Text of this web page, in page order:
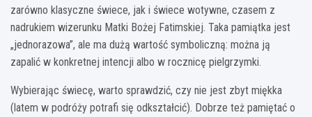
zarówno klasyczne świece, jak i świece wotywne, czasem z
nadrukiem wizerunku Matki Bożej Fatimskiej. Taka pamiątka jest
„jednorazowa”, ale ma dużą wartość symboliczną: można ją
zapalić w konkretnej intencji albo w rocznicę pielgrzymki.
Wybierając świecę, warto sprawdzić, czy nie jest zbyt miękka
(latem w podróży potrafi się odkształcić). Dobrze też pamiętać o